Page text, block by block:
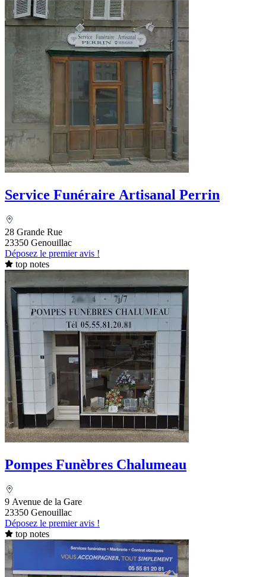
Service Funéraire Artisanal Perrin
28 Grande Rue
23350 Genouillac
Déposez le premier avis !
top notes
Pompes Funèbres Chalumeau
9 Avenue de la Gare
23350 Genouillac
Déposez le premier avis !
top notes